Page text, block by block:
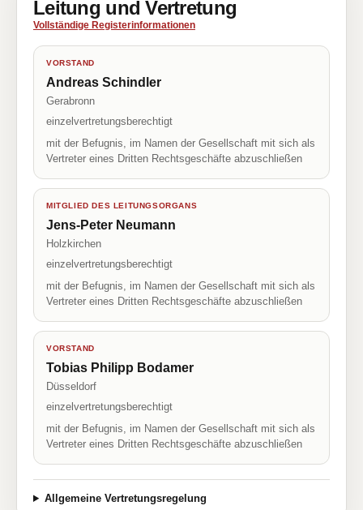
Leitung und Vertretung
Vollständige Registerinformationen
VORSTAND
Andreas Schindler
Gerabronn
einzelvertretungsberechtigt
mit der Befugnis, im Namen der Gesellschaft mit sich als
Vertreter eines Dritten Rechtsgeschäfte abzuschließen
MITGLIED DES LEITUNGSORGANS
Jens-Peter Neumann
Holzkirchen
einzelvertretungsberechtigt
mit der Befugnis, im Namen der Gesellschaft mit sich als
Vertreter eines Dritten Rechtsgeschäfte abzuschließen
VORSTAND
Tobias Philipp Bodamer
Düsseldorf
einzelvertretungsberechtigt
mit der Befugnis, im Namen der Gesellschaft mit sich als
Vertreter eines Dritten Rechtsgeschäfte abzuschließen
Allgemeine Vertretungsregelung